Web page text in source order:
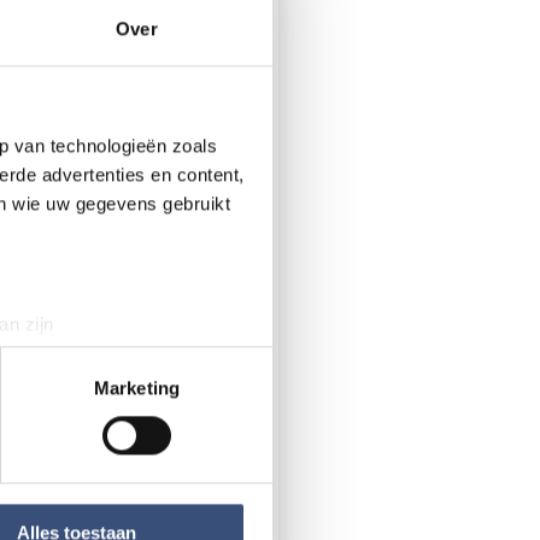
Over
van technologieën zoals
advertenties en content,
wie uw gegevens gebruikt
zijn
detailgedeeltein. U kunt uw
partners voor social
die u aan ze heeft
Marketing
Alles toestaan